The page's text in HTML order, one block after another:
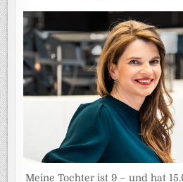
Meine Tochter ist 9 – und hat